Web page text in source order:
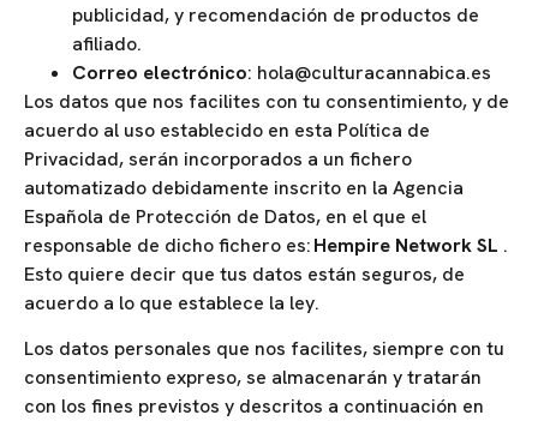
publicidad, y recomendación de productos de
afiliado.
Correo electrónico: hola@culturacannabica.es
Los datos que nos facilites con tu consentimiento, y de
acuerdo al uso establecido en esta Política de
Privacidad, serán incorporados a un fichero
automatizado debidamente inscrito en la Agencia
Española de Protección de Datos, en el que el
responsable de dicho fichero es:Hempire Network SL .
Esto quiere decir que tus datos están seguros, de
acuerdo a lo que establece la ley.
Los datos personales que nos facilites, siempre con tu
consentimiento expreso, se almacenarán y tratarán
con los fines previstos y descritos a continuación en